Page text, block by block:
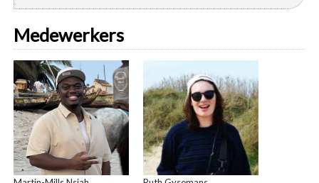
Medewerkers